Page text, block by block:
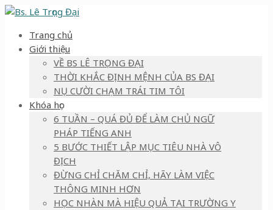
Trang chủ
Giới thiệu
VỀ BS LÊ TRỌNG ĐẠI
THỜI KHẮC ĐỊNH MỆNH CỦA BS ĐẠI
NỤ CƯỜI CHẠM TRÁI TIM TÔI
Khóa học
6 TUẦN – QUÁ ĐỦ ĐỂ LÀM CHỦ NGỮ
PHÁP TIẾNG ANH
5 BƯỚC THIẾT LẬP MỤC TIÊU NHÀ VÔ
ĐỊCH
ĐỪNG CHỈ CHĂM CHỈ, HÃY LÀM VIỆC
THÔNG MINH HƠN
HỌC NHÀN MÀ HIỆU QUẢ TẠI TRƯỜNG Y